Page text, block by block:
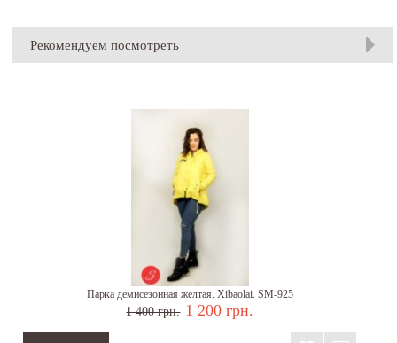
Рекомендуем посмотреть
Парка демисезонная желтая. Xibaolai. SM-925
1 400 грн. 1 200 грн.